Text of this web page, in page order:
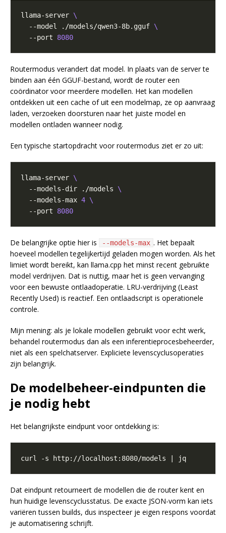
llama-server
  --model ./models/qwen3-8b.gguf
  --port
8080
Routermodus verandert dat model. In plaats van de server te
binden aan één GGUF-bestand, wordt de router een
coördinator voor meerdere modellen. Het kan modellen
ontdekken uit een cache of uit een modelmap, ze op aanvraag
laden, verzoeken doorsturen naar het juiste model en
modellen ontladen wanneer nodig.
Een typische startopdracht voor routermodus ziet er zo uit:
llama-server
  --models-dir ./models
  --models-max
4
  --port
8080
De belangrijke optie hier is --models-max . Het bepaalt
hoeveel modellen tegelijkertijd geladen mogen worden. Als het
limiet wordt bereikt, kan llama.cpp het minst recent gebruikte
model verdrijven. Dat is nuttig, maar het is geen vervanging
voor een bewuste ontlaadoperatie. LRU-verdrijving (Least
Recently Used) is reactief. Een ontlaadscript is operationele
controle.
Mijn mening: als je lokale modellen gebruikt voor echt werk,
behandel routermodus dan als een inferentieprocesbeheerder,
niet als een spelchatserver. Expliciete levenscyclusoperaties
zijn belangrijk.
De modelbeheer-eindpunten die
je nodig hebt
Het belangrijkste eindpunt voor ontdekking is:
Dat eindpunt retourneert de modellen die de router kent en
hun huidige levenscyclusstatus. De exacte JSON-vorm kan iets
variëren tussen builds, dus inspecteer je eigen respons voordat
je automatisering schrijft.